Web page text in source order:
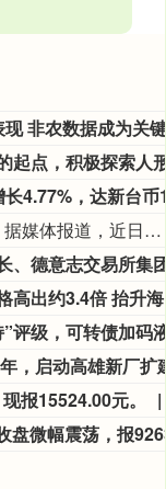
据媒体报道，近日，泸溪河牙冠事件迎来反转，涉事消费者日前已公开致歉，相关话题引发热议。天眼查App显示，泸溪河食品（集团）有限公司成立于2020年1月，法定代表人为黄进，注册资本约2.4亿人民币。对外投资信息显示，该公司近期成立泸溪河（上海）商贸有限公司。经营信息显示，该公司此前抽检均合格。
报15524.00元。